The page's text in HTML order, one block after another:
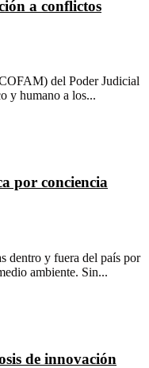
a conflictos
del Poder Judicial
y humano a los...
por conciencia
dentro y fuera del país por
ambiente. Sin...
de innovación